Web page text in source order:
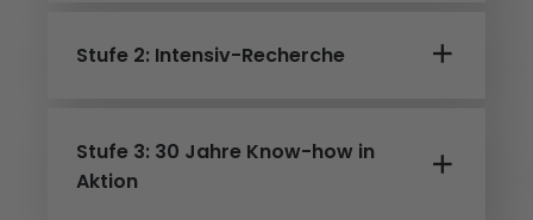
Stufe 2: Intensiv-Recherche
Stufe 3: 30 Jahre Know-how in
Aktion